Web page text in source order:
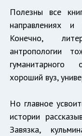
Полезны все
направлениях и
Конечно,
антропологии
хороший вуз,
Но главное
истории
Завязка,